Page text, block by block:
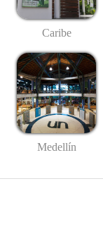
Caribe
Medellín